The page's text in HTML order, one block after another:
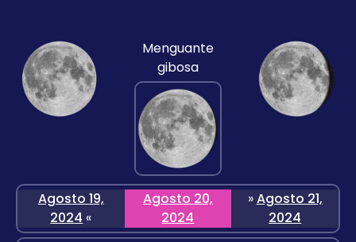
Menguante
gibosa
Agosto 19,
2024 «
Agosto 20,
2024
»Agosto 21,
2024